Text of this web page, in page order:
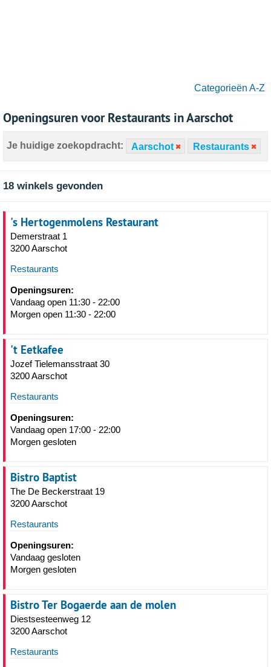
Categorieën A-Z
Openingsuren voor Restaurants in Aarschot
Je huidige zoekopdracht: Aarschot Restaurants
18 winkels gevonden
's Hertogenmolens Restaurant
Demerstraat 1
3200 Aarschot
Restaurants
Openingsuren:
Vandaag open 11:30 - 22:00
Morgen open 11:30 - 22:00
't Eetkafee
Jozef Tielemansstraat 30
3200 Aarschot
Restaurants
Openingsuren:
Vandaag open 17:00 - 22:00
Morgen gesloten
Bistro Baptist
The De Beckerstraat 19
3200 Aarschot
Restaurants
Openingsuren:
Vandaag gesloten
Morgen gesloten
Bistro Ter Bogaerde aan de molen
Diestsesteenweg 12
3200 Aarschot
Restaurants